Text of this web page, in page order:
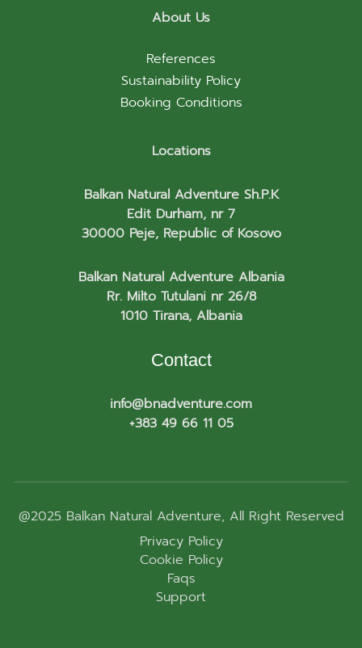
About Us
References
Sustainability Policy
Booking Conditions
Locations
Balkan Natural Adventure Sh.P.K
Edit Durham, nr 7
30000 Peje, Republic of Kosovo
Balkan Natural Adventure Albania
Rr. Milto Tutulani nr 26/8
1010 Tirana, Albania
Contact
info@bnadventure.com
+383 49 66 11 05
@2025Balkan Natural Adventure, All Right Reserved
Privacy Policy
Cookie Policy
Faqs
Support